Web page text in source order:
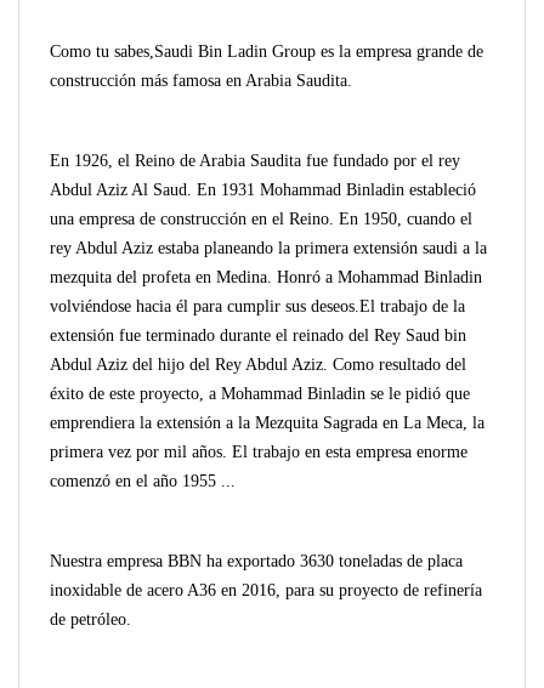
Como tu sabes, Saudi Bin Ladin Group es la empresa grande de
construcción más famosa en Arabia Saudita.
En 1926, el Reino de Arabia Saudita fue fundado por el rey
Abdul Aziz Al Saud. En 1931 Mohammad Binladin estableció
una empresa de construcción en el Reino. En 1950, cuando el
rey Abdul Aziz estaba planeando la primera extensión saudi a la
mezquita del profeta en Medina. Honró a Mohammad Binladin
volviéndose hacia él para cumplir sus deseos. El trabajo de la
extensión fue terminado durante el reinado del Rey Saud bin
Abdul Aziz del hijo del Rey Abdul Aziz. Como resultado del
éxito de este proyecto, a Mohammad Binladin se le pidió que
emprendiera la extensión a la Mezquita Sagrada en La Meca, la
primera vez por mil años. El trabajo en esta empresa enorme
comenzó en el año 1955 ...
Nuestra empresa BBN ha exportado 3630 toneladas de placa
inoxidable de acero A36 en 2016, para su proyecto de refinería
de petróleo.